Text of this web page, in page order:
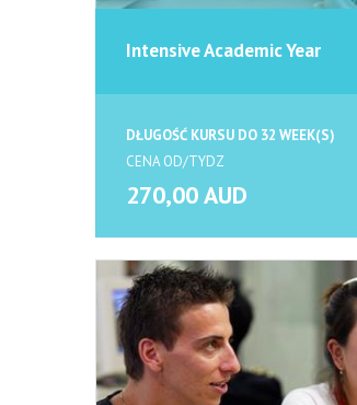
Intensive Academic Year
DŁUGOŚĆ KURSU DO 32 WEEK(S)
CENA OD/TYDZ
270,00 AUD